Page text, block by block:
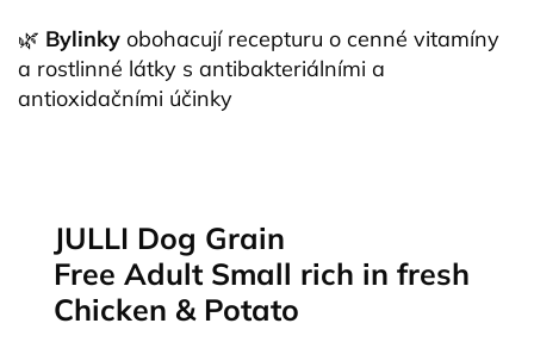
🌿 Bylinky obohacují recepturu o cenné vitamíny
a rostlinné látky s antibakteriálními a
antioxidačními účinky
JULLI Dog Grain
Free Adult Small rich in fresh
Chicken & Potato